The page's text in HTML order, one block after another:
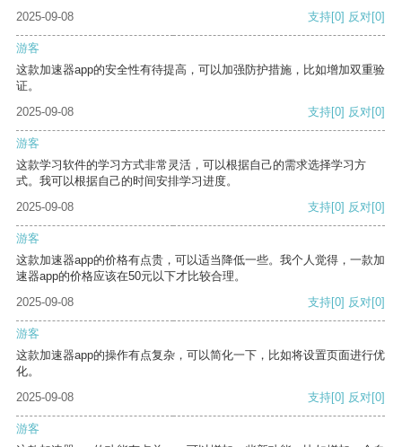
2025-09-08 支持[0] 反对[0]
游客
这款加速器app的安全性有待提高，可以加强防护措施，比如增加双重验
证。
2025-09-08
支持[0] 反对[0]
游客
这款学习软件的学习方式非常灵活，可以根据自己的需求选择学习方
式。我可以根据自己的时间安排学习进度。
2025-09-08
支持[0] 反对[0]
游客
这款加速器app的价格有点贵，可以适当降低一些。我个人觉得，一款加
速器app的价格应该在50元以下才比较合理。
2025-09-08
支持[0] 反对[0]
游客
这款加速器app的操作有点复杂，可以简化一下，比如将设置页面进行优
化。
2025-09-08
支持[0] 反对[0]
游客